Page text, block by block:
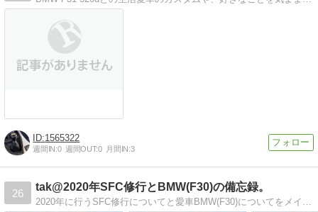
1565322
週間IN:0 週間OUT:0 月間IN:3
26
tak@2020年SFC修行とBMW(F30)の備忘録。